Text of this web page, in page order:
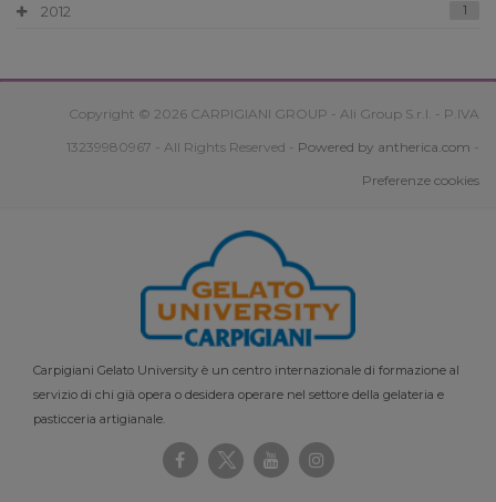
2012 1
Copyright © 2026 CARPIGIANI GROUP - Ali Group S.r.l. - P.IVA
13239980967 - All Rights Reserved - Powered by antherica.com -
Preferenze cookies
Carpigiani Gelato University è un centro internazionale di formazione al
servizio di chi già opera o desidera operare nel settore della gelateria e
pasticceria artigianale.